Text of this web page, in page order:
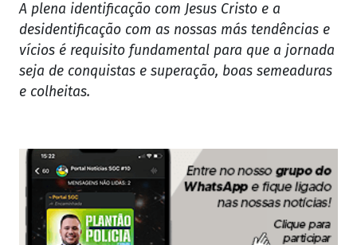
A plena identificação com Jesus Cristo e a
desidentificação com as nossas más tendências e
vícios é requisito fundamental para que a jornada
seja de conquistas e superação, boas semeaduras
e colheitas.